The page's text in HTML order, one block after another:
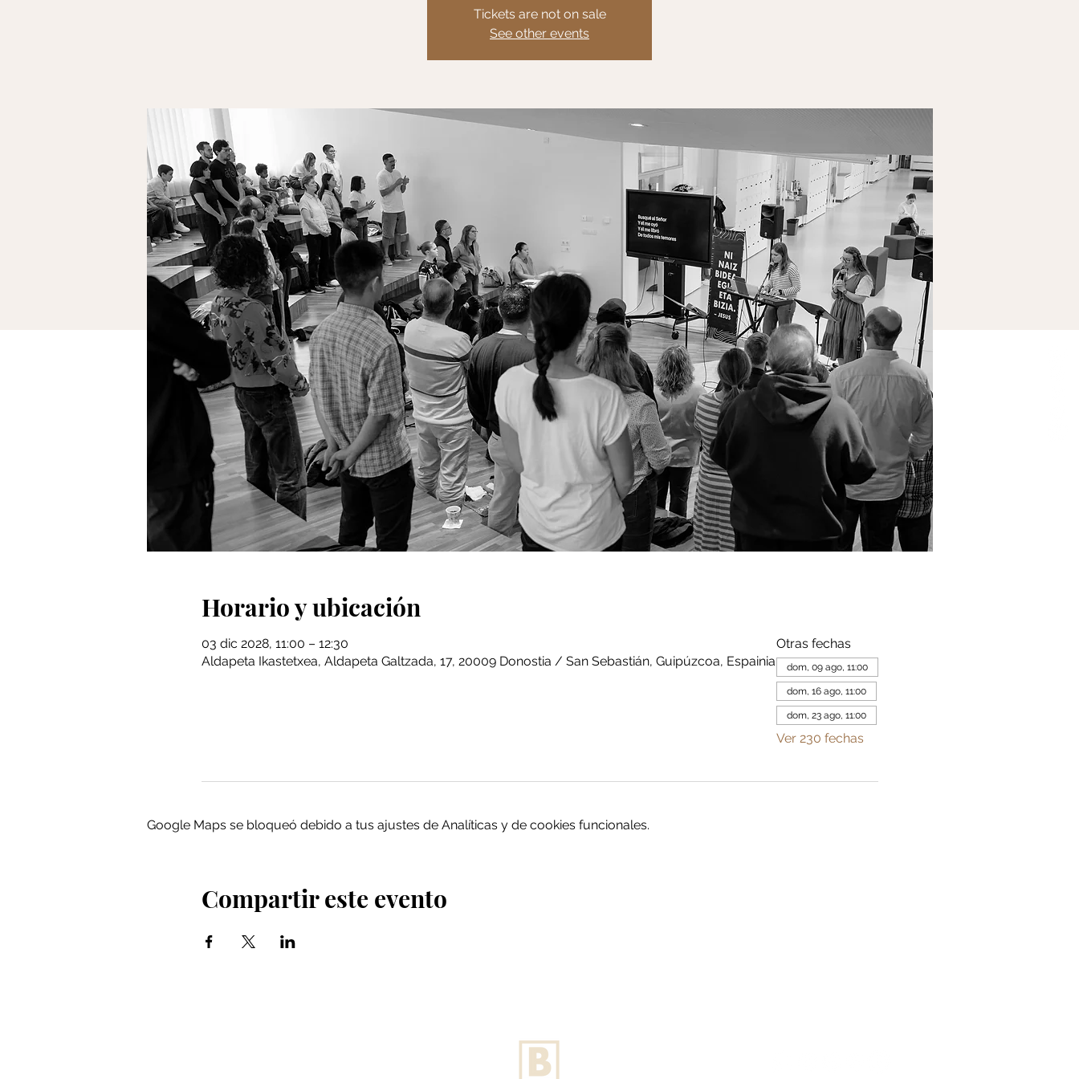
Tickets are not on sale
See other events
Horario y ubicación
03 dic 2028, 11:00 – 12:30
Aldapeta Ikastetxea, Aldapeta Galtzada, 17, 20009 Donostia / San Sebastián, Guipúzcoa, Espainia
Otras fechas
dom, 09 ago, 11:00
dom, 16 ago, 11:00
dom, 23 ago, 11:00
Ver 230 fechas
Google Maps se bloqueó debido a tus ajustes de Analíticas y de cookies funcionales.
Compartir este evento